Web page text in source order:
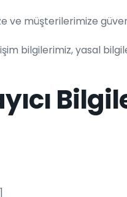
ve müşterilerimize
bilgilerimiz, yasal